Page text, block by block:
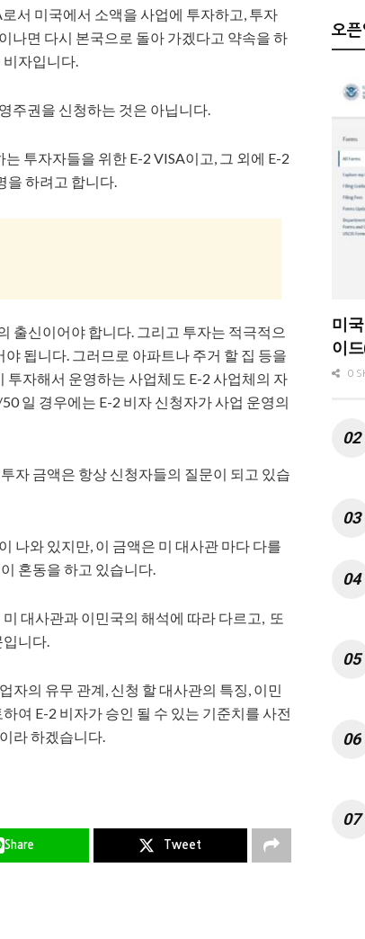
서 미국에서 소액을 사업에 투자하고, 투자
나면 다시 본국으로 돌아 가겠다고 약속을 하
비자입니다.
주권을 신청하는 것은 아닙니다.
투자자들을 위한 E-2 VISA이고, 그 외에 E-2
을 하려고 합니다.
출신이어야 합니다. 그리고 투자는 적극적으
됩니다. 그러므로 아파트나 주거 할 집 등을
자해서 운영하는 사업체도 E-2 사업체의 자
일 경우에는 E-2 비자 신청자가 사업 운영의
자 금액은 항상 신청자들의 질문이 되고 있습
나와 있지만, 이 금액은 미 대사관 마다 다를
혼동을 하고 있습니다.
대사관과 이민국의 해석에 따라 다르고, 또
입니다.
자의 유무 관계, 신청 할 대사관의 특징, 이민
여 E-2 비자가 승인 될 수 있는 기준치를 사전
라 하겠습니다.
Share Tweet
오
미
이
0